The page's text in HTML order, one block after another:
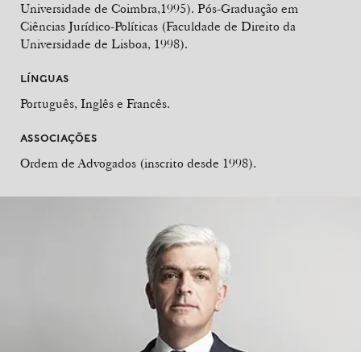
Universidade de Coimbra,1995). Pós-Graduação em
Ciências Jurídico-Políticas (Faculdade de Direito da
Universidade de Lisboa, 1998).
LÍNGUAS
Português, Inglês e Francês.
ASSOCIAÇÕES
Ordem de Advogados (inscrito desde 1998).